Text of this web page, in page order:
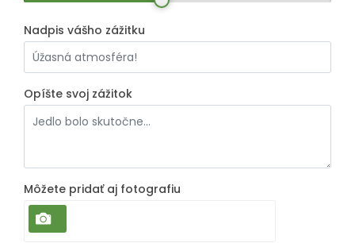
Nadpis vášho zážitku
Opíšte svoj zážitok
Môžete pridať aj fotografiu